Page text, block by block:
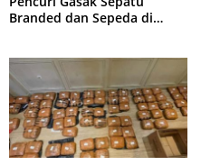
Branded dan Sepeda di